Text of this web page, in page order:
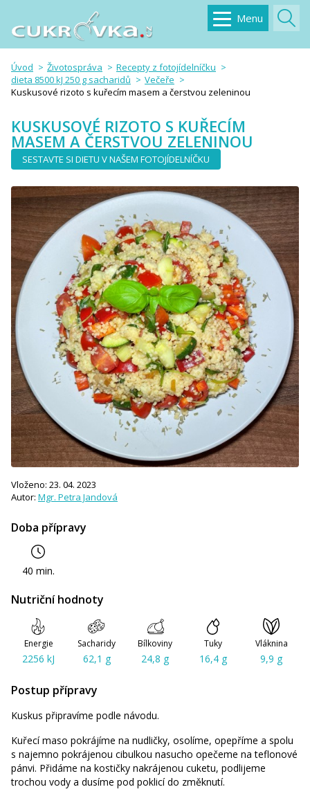
Menu
Úvod Životospráva
Recepty z fotojídelníčku
dieta 8500 kJ 250 g sacharidů
Večeře
Kuskusové rizoto s kuřecím masem a čerstvou zeleninou
KUSKUSOVÉ RIZOTO S KUŘECÍM
MASEM A ČERSTVOU ZELENINOU
SESTAVTE SI DIETU V NAŠEM FOTOJÍDELNÍČKU
Doba přípravy
40 min.
Vloženo: 23. 04. 2023
Autor: Mgr. Petra Jandová
Nutriční hodnoty
Energie
2256 kJ
Sacharidy
62,1 g
Bílkoviny
24,8 g
Tuky
16,4 g
Vláknina
9,9 g
Postup přípravy
Kuskus připravíme podle návodu.
Kuřecí maso pokrájíme na nudličky, osolíme, opepříme a spolu
s najemno pokrájenou cibulkou nasucho opečeme na teflonové
pánvi. Přidáme na kostičky nakrájenou cuketu, podlijeme
trochou vody a dusíme pod poklicí do změknutí.